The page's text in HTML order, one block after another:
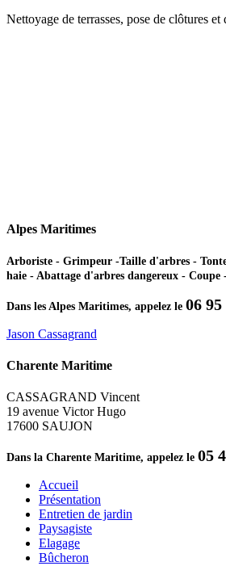
Nettoyage de terrasses, pose de clôtures et
Alpes Maritimes
Arboriste - Grimpeur -Taille d'arbres -
haie - Abattage d'arbres dangereux - Coupe
Dans les Alpes Maritimes, appelez le 06 95
Jason Cassagrand
Charente Maritime
CASSAGRAND Vincent
19 avenue Victor Hugo
17600 SAUJON
Dans la Charente Maritime, appelez le 05
Accueil
Présentation
Entretien de jardin
Paysagiste
Elagage
Bûcheron